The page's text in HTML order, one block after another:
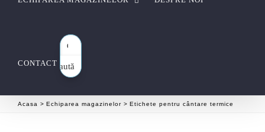
CONTACTCaută
Acasa Echiparea magazinelor Etichete pentru cântare termice